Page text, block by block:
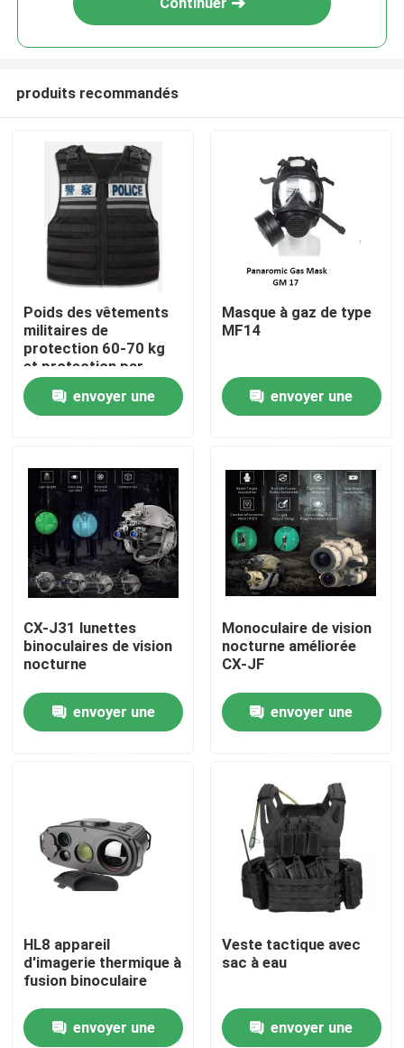
À la maison
Produits
Vidéos
À propos de nous
Nouvelles
Usage tactique militaire
Gilet à l'épreuve des balles tactique militaire
produits recommandés
Poids des vêtements
militaires de
protection 60-70 kg
et protection par
injection pour
taille/hauteur/poids/zone
de protection
envoyer une
Masque à gaz de type
MF14
envoyer une
CX-J31 lunettes
binoculaires de vision
nocturne
envoyer une
Monoculaire de vision
nocturne améliorée
CX-JF
envoyer une
HL8 appareil
d'imagerie thermique à
fusion binoculaire
envoyer une
Veste tactique avec
sac à eau
envoyer une